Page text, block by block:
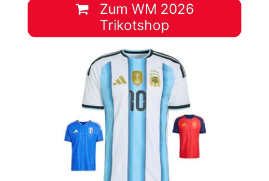
Zum WM 2026
Trikotshop